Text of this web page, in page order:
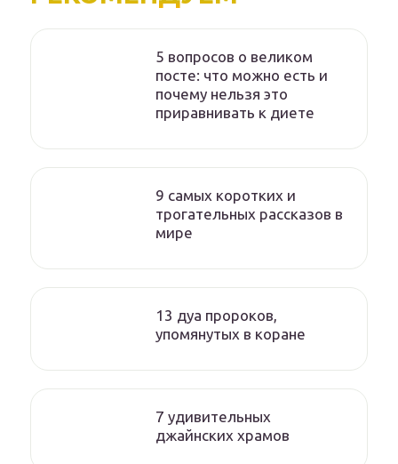
5 вопросов о великом
посте: что можно есть и
почему нельзя это
приравнивать к диете
9 cамых коротких и
трогательных рассказов в
мире
13 дуа пророков,
упомянутых в коране
7 удивительных
джайнских храмов